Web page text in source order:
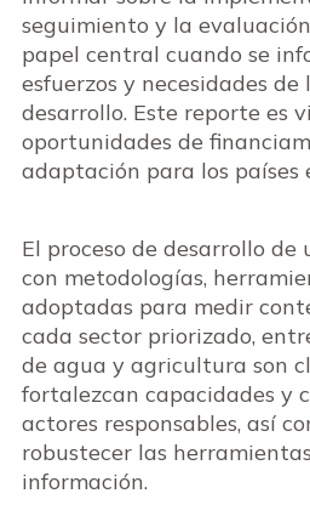
seguimiento y la
papel central cuando se
esfuerzos y necesidades de
desarrollo. Este reporte es
oportunidades de
adaptación para los países
El proceso de desarrollo
con metodologías,
adoptadas para medir
cada sector priorizado,
de agua y agricultura son
fortalezcan capacidades y
actores responsables, así
robustecer las
información.